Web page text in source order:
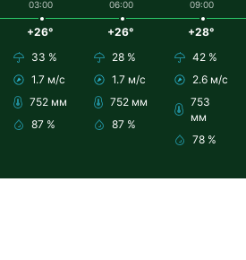
03:00
+26°
33 %
1.7 м/с
752 мм
87 %
06:00
+26°
28 %
1.7 м/с
752 мм
87 %
09:00
+28°
42 %
2.6 м/с
753
мм
78 %